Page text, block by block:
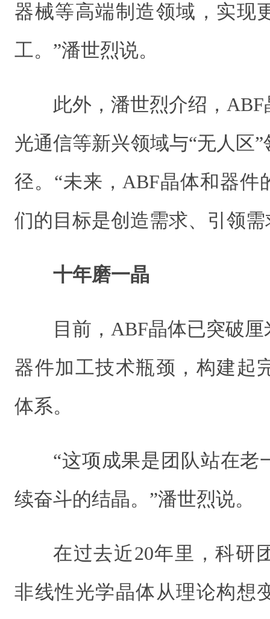
器械等高端制造领域，实现
工。”潘世烈说。
此外，潘世烈介绍，
光通信等新兴领域与“无人区
径。“未来，ABF晶体和器件
们的目标是创造需求、引领需
十年磨一晶
目前，ABF晶体已突破
器件加工技术瓶颈，构建起
体系。
“这项成果是团队站在老
续奋斗的结晶。”潘世烈说。
在过去近20年里，科研
非线性光学晶体从理论构想